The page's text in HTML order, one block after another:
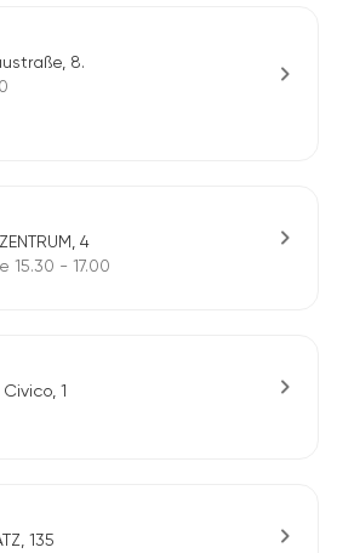
8.
chevron_right
4
15.30 - 17.00
chevron_right
1
chevron_right
135
chevron_right